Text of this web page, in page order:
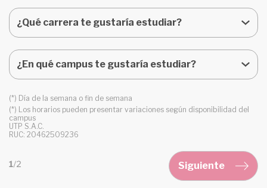
(*) Día de la semana o fin de semana
(*) Los horarios pueden presentar variaciones según disponibilidad del
campus
UTP S.A.C.
RUC: 20462509236
Siguiente